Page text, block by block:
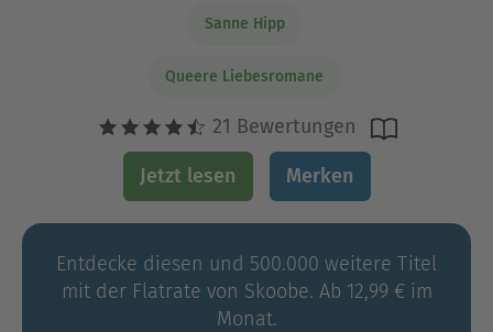
Sanne Hipp
Queere Liebesromane
21 Bewertungen
Jetzt lesen Merken
Entdecke diesen und 500.000 weitere Titel
mit der Flatrate von Skoobe. Ab 12,99 € im
Monat.